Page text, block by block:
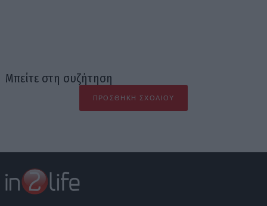
Μπείτε στη συζήτηση
ΠΡΟΣΘΉΚΗ ΣΧΟΛΊΟΥ